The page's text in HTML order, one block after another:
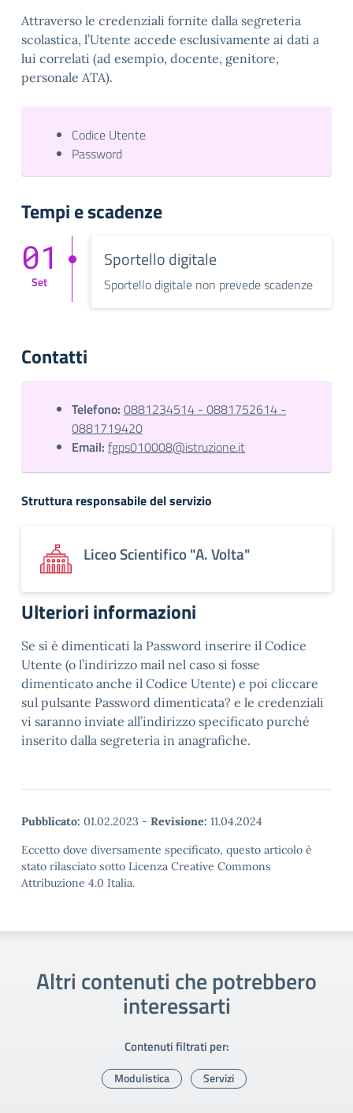
Attraverso le credenziali fornite dalla segreteria
scolastica, l’Utente accede esclusivamente ai dati a
lui correlati (ad esempio, docente, genitore,
personale ATA).
Codice Utente
Password
Tempi e scadenze
01
Set
Sportello digitale
Sportello digitale non prevede scadenze
Contatti
Telefono: 0881234514 - 0881752614 -
0881719420
Email: fgps010008@istruzione.it
Struttura responsabile del servizio
Liceo Scientifico "A. Volta"
Ulteriori informazioni
Se si è dimenticati la Password inserire il Codice
Utente (o l’indirizzo mail nel caso si fosse
dimenticato anche il Codice Utente) e poi cliccare
sul pulsante Password dimenticata? e le credenziali
vi saranno inviate all’indirizzo specificato purché
inserito dalla segreteria in anagrafiche.
Pubblicato: 01.02.2023 - Revisione: 11.04.2024
Eccetto dove diversamente specificato, questo articolo è
stato rilasciato sotto Licenza Creative Commons
Attribuzione 4.0 Italia.
Altri contenuti che potrebbero
interessarti
Contenuti filtrati per:
Modulistica Servizi